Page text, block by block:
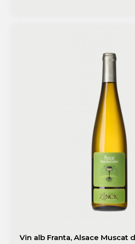
Vin alb Franta, Alsace Muscat